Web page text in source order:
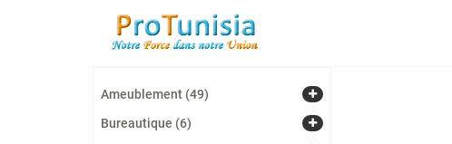
Ameublement (49)
Bureautique (6)